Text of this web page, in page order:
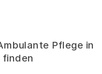
Pflege in